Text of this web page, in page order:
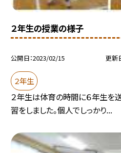
２年生の授業の様子
公開日 2023/02/15 更新
２年生
２年生は体育の時間に６年生を
習をしました。個人でしっかり...